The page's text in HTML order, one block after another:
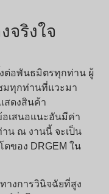
ริงใจ
ต่อพันธมิตรทุกท่าน ผู้
มทุกท่านที่แวะมา
สดงสินค้า
อเสนอแนะอันมีค่า
น ณ งานนี้ จะเป็น
ของ DRGEM ใน
างการวินิจฉัยที่สูง